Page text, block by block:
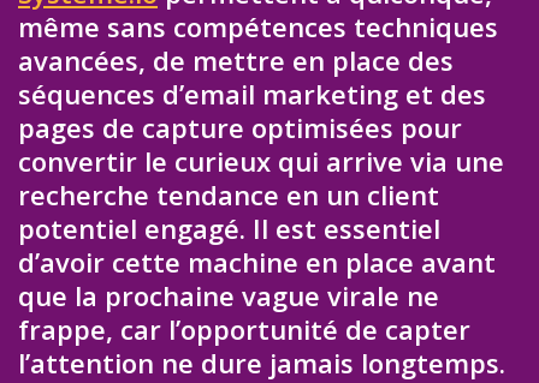
même sans compétences techniques
avancées, de mettre en place des
séquences d’email marketing et des
pages de capture optimisées pour
convertir le curieux qui arrive via une
recherche tendance en un client
potentiel engagé. Il est essentiel
d’avoir cette machine en place avant
que la prochaine vague virale ne
frappe, car l’opportunité de capter
l’attention ne dure jamais longtemps.